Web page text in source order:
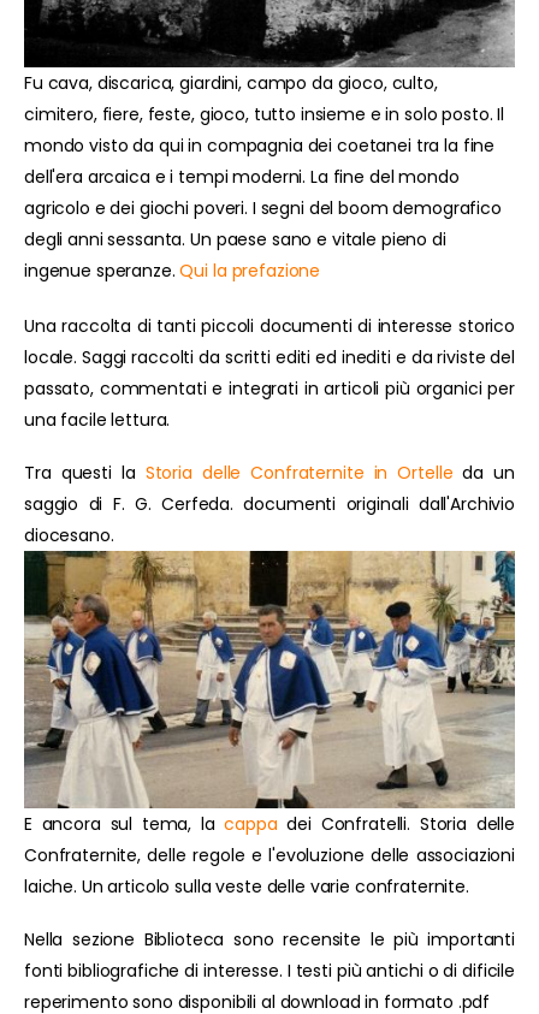
Fu cava, discarica, giardini, campo da gioco, culto,
cimitero, fiere, feste, gioco, tutto insieme e in solo posto. Il
mondo visto da qui in compagnia dei coetanei tra la fine
dell'era arcaica e i tempi moderni. La fine del mondo
agricolo e dei giochi poveri. I segni del boom demografico
degli anni sessanta. Un paese sano e vitale pieno di
ingenue speranze.Qui la prefazione
Una raccolta di tanti piccoli documenti di interesse storico
locale. Saggi raccolti da scritti editi ed inediti e da riviste del
passato, commentati e integrati in articoli più organici per
una facile lettura.
Tra questi la Storia delle Confraternite in Ortelle da un
saggio di F. G. Cerfeda. documenti originali dall'Archivio
diocesano.
E ancora sul tema, lacappa dei Confratelli. Storia delle
Confraternite, delle regole e l'evoluzione delle associazioni
laiche. Un articolo sulla veste delle varie confraternite.
Nella sezione Biblioteca sono recensite le più importanti
fonti bibliografiche di interesse. I testi più antichi o di dificile
reperimento sono disponibili al download in formato .pdf